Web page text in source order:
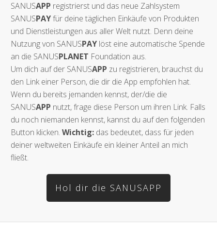
SANUSAPP registrierst und das neue Zahlsystem
SANUSPAYfür deine täglichen Einkäufe von Produkten
und Dienstleistungen aus aller Welt nutzt. Denn deine
Nutzung von SANUSPAY löst eine automatische Spende
an die SANUSPLANET Foundation aus.
Um dich auf der SANUSAPP zu registrieren, brauchst du
den Link einer Person, die dir die App empfohlen hat.
Wenn du bereits jemanden kennst, der/die die
SANUSAPP nutzt, frage diese Person um ihren Link. Falls
du noch niemanden kennst, kannst du auf den folgenden
Button klicken. Wichtig: das bedeutet, dass für jeden
deiner weltweiten Einkäufe ein kleiner Anteil an mich
fließt.
Hol dir die SANUSAPP